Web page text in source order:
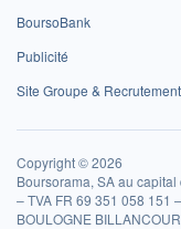
BoursoBank
Publicité
Site Groupe & Recrutement
Copyright © 2026
Boursorama, SA au
– TVA FR 69 351 058 151
BOULOGNE